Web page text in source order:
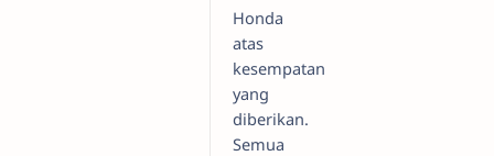
Honda
atas
kesempatan
yang
diberikan.
Semua